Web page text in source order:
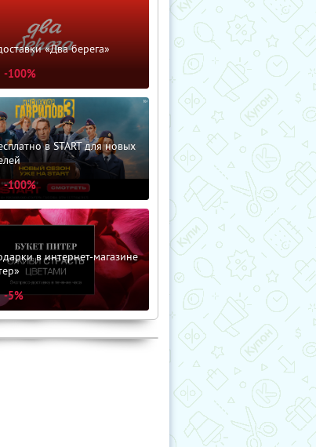
«Два берега»
-100%
в START для новых
-100%
в интернет-магазине
-5%